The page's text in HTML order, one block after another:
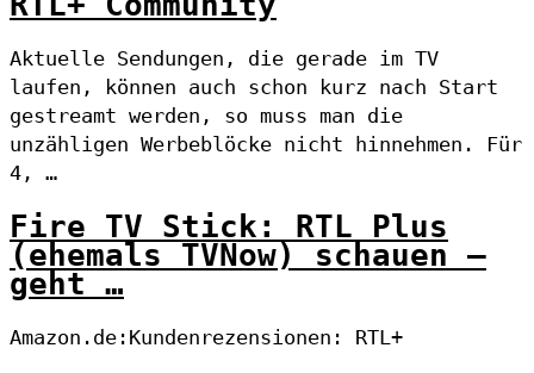
Aktuelle Sendungen, die gerade im TV
laufen, können auch schon kurz nach Start
gestreamt werden, so muss man die
unzähligen Werbeblöcke nicht hinnehmen. Für
4, …
Fire TV Stick: RTL Plus
(ehemals TVNow) schauen –
geht …
Amazon.de:Kundenrezensionen: RTL+